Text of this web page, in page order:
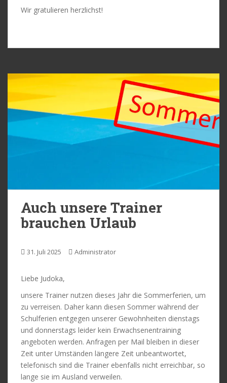
Wir gratulieren herzlichst!
Auch unsere Trainer
brauchen Urlaub
31. Juli 2025 Administrator
Liebe Judoka,
unsere Trainer nutzen dieses Jahr die Sommerferien, um
zu verreisen. Daher kann diesen Sommer während der
Schulferien entgegen unserer Gewohnheiten dienstags
und donnerstags leider kein Erwachsenentraining
angeboten werden. Anfragen per Mail bleiben in dieser
Zeit unter Umständen längere Zeit unbeantwortet,
telefonisch sind die Trainer ebenfalls nicht erreichbar, so
lange sie im Ausland verweilen.